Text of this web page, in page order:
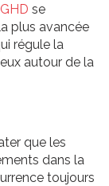
se
plus avancée
régule la
autour de la
que les
dans la
toujours